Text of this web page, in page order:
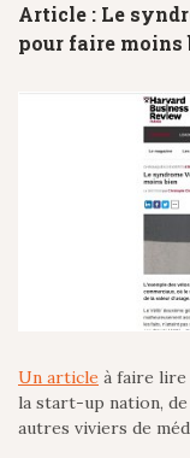
Article : Le
pour faire moins
Un article à faire lire
la start-up nation,
autres viviers de